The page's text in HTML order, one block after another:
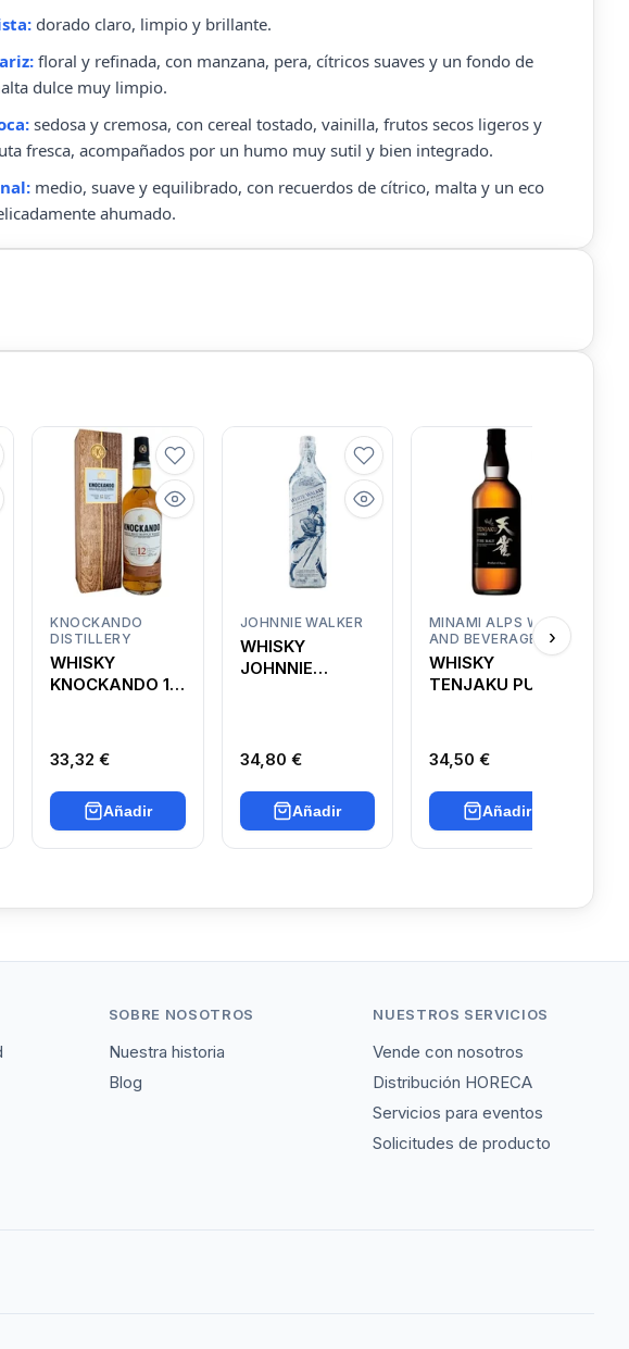
dorado claro, limpio y brillante.
floral y refinada, con manzana, pera, cítricos suaves y un fondo de
dulce muy limpio.
sedosa y cremosa, con cereal tostado, vainilla, frutos secos ligeros y
fresca, acompañados por un humo muy sutil y bien integrado.
medio, suave y equilibrado, con recuerdos de cítrico, malta y un eco
ahumado.
KNOCKANDO
DISTILLERY
WHISKY
KNOCKANDO 12
33,32 €
Añadir
JOHNNIE WALKER
WHISKY
JOHNNIE
LIMITADA)
34,80 €
Añadir
MINAMI ALPS WINE
AND BEVERAGE
WHISKY
TENJAKU PURE
34,50 €
Añadir
›
SOBRE NOSOTROS
Nuestra historia
Blog
NUESTROS SERVICIOS
Vende con nosotros
Distribución HORECA
Servicios para eventos
Solicitudes de producto